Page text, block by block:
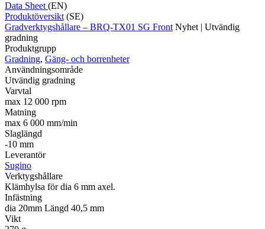
Data Sheet (EN)
Produktöversikt (SE)
Gradverktygshållare – BRQ-TX01 SG Front Nyhet | Utvändig
gradning
Produktgrupp
Gradning, Gäng- och borrenheter
Användningsområde
Utvändig gradning
Varvtal
max 12 000 rpm
Matning
max 6 000 mm/min
Slaglängd
-10 mm
Leverantör
Sugino
Verktygshållare
Klämhylsa för dia 6 mm axel.
Infästning
dia 20mm Längd 40,5 mm
Vikt